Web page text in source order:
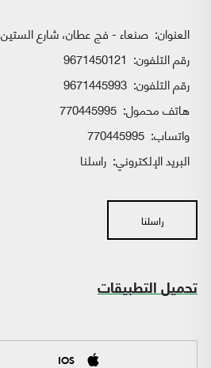
العنوان: صنعاء - فج عطان، شارع الستين
رقم التلفون: 9671450121
رقم التلفون: 9671445993
هاتف محمول: 770445995
واتساب:
البريد الإلكتروني: راسلنا
راسلنا
تحميل التطبيقات
IOS